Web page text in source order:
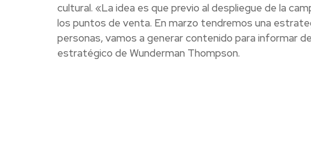
cultural. «La idea es que previo al despliegue de la
los puntos de venta. En marzo tendremos una
personas, vamos a generar contenido para informar
estratégico de Wunderman Thompson.